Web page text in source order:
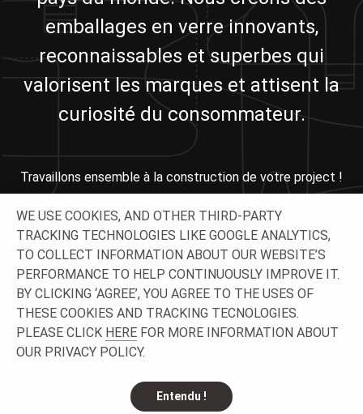
emballages en verre innovants,
reconnaissables et superbes qui
valorisent les marques et attisent la
curiosité du consommateur.
Travaillons ensemble à la construction de votre project !
N'HÉSITEZ PAS À NOUS
CONTACTER !
WE USE COOKIES, AND OTHER THIRD-PARTY
TRACKING TECHNOLOGIES LIKE GOOGLE ANALYTICS,
TO COLLECT INFORMATION ABOUT OUR WEBSITE’S
PERFORMANCE TO HELP CONTINUOUSLY IMPROVE IT.
BY CLICKING ‘AGREE’, YOU AGREE TO THE USES OF
THESE COOKIES AND TRACKING TECNOLOGIES.
PLEASE CLICK HERE FOR MORE INFORMATION ABOUT
OUR PRIVACY POLICY.
Entendu !